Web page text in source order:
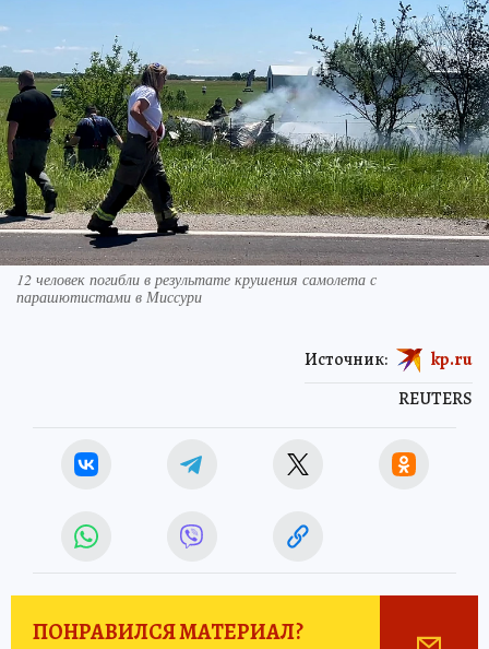
12 человек погибли в результате крушения самолета с
парашютистами в Миссури
REUTERS
Источник: kp.ru
ПОНРАВИЛСЯ МАТЕРИАЛ?